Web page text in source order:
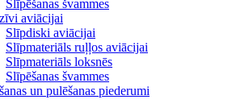
Slīpēšanas švammes
aviācijai
Slīpdiski aviācijai
Slīpmateriāls ruļļos aviācijai
Slīpmateriāls loksnēs
Slīpēšanas švammes
un pulēšanas piederumi